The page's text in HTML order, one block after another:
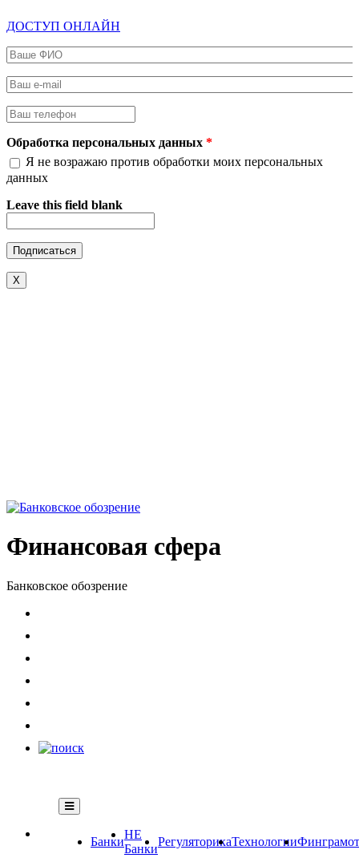
ДОСТУП ОНЛАЙН
Ваше ФИО
Ваш e-mail
Ваш телефон
Обработка персональных данных *
Я не возражаю против обработки моих персональных
данных
Leave this field blank
X
Финансовая сфера
Банковское обозрение
Банки
НЕ
Банки
РегуляторикаТехнологии